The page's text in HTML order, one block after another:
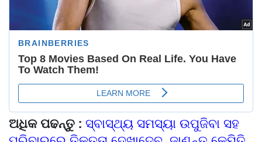
ଅଧିକ ପଢନ୍ତୁ : ସ୍ବାସ୍ଥ୍ୟ ସମସ୍ୟା ଉପୁଜିବା ସହ